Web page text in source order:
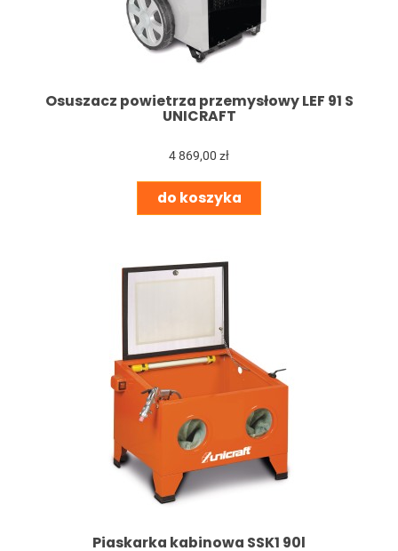
Osuszacz powietrza przemysłowy LEF 91 S
UNICRAFT
4 869,00 zł
do koszyka
Piaskarka kabinowa SSK1 90l